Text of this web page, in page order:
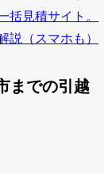
括見積サイト。
説（スマホも）
までの引越